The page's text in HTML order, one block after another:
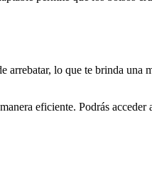
arrebatar, lo que te brinda
eficiente. Podrás